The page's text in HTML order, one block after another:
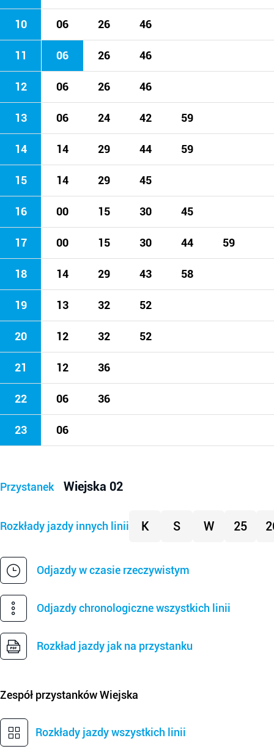
10 06 26 46
11 06 26 46
12 06 26 46
13 06 24 42 59
14 14 29 44 59
15 14 29 45
16 00 15 30 45
17 00 15 30 44 59
18 14 29 43 58
19 13 32 52
20 12 32 52
21 12 36
22 06 36
23 06
Przystanek Wiejska 02
Rozkłady jazdy innych linii K S W 25
Odjazdy w czasie rzeczywistym
Odjazdy chronologiczne wszystkich linii
Rozkład jazdy jak na przystanku
Zespół przystankówWiejska
Rozkłady jazdy wszystkich linii